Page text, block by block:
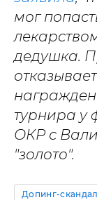
мог
дедушка.
турнира у
ОКР с
"золото".
Допинг-скандал